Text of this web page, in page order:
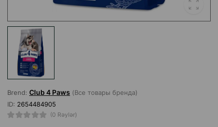
Brend: Club 4 Paws (Все товары бренда)
ID: 2654484905
(0 Rəylər)